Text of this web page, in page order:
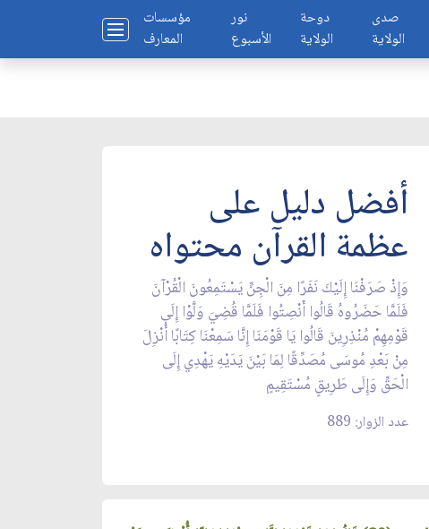
مؤسسات
المعارف
نور
الأسبوع
دوحة
الولاية
صدى
الولاية
أفضل دليل على
عظمة القرآن محتواه
وَإِذْ صَرَفْنَا إِلَيْكَ نَفَرًا مِنَ الْجِنِّ يَسْتَمِعُونَ الْقُرْآنَ
فَلَمَّا حَضَرُوهُ قَالُوا أَنْصِتُوا فَلَمَّا قُضِيَ وَلَّوْا إِلَى
قَوْمِهِمْ مُنْذِرِينَ قَالُوا يَا قَوْمَنَا إِنَّا سَمِعْنَا كِتَابًا أُنْزِلَ
مِنْ بَعْدِ مُوسَى مُصَدِّقًا لِمَا بَيْنَ يَدَيْهِ يَهْدِي إِلَى
الْحَقِّ وَإِلَى طَرِيقٍ مُسْتَقِيمٍ
عدد الزوار: 889